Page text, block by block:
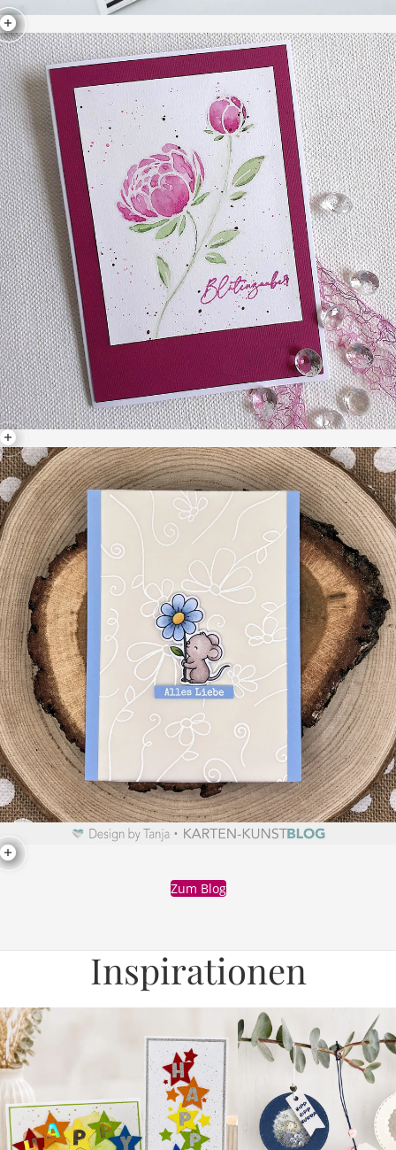
Zum Blog
Inspirationen
1 Grundidee – 2 Varianten: Bunte
Sternen-Worte
Schüttel-Anhänger mit